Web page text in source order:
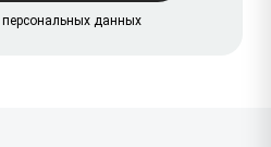
персональных данных